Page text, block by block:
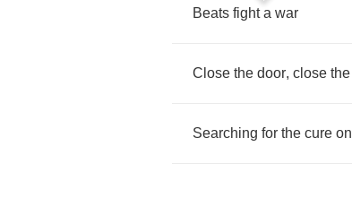
Beats fight a war
Close the door, close the
Searching for the cure on